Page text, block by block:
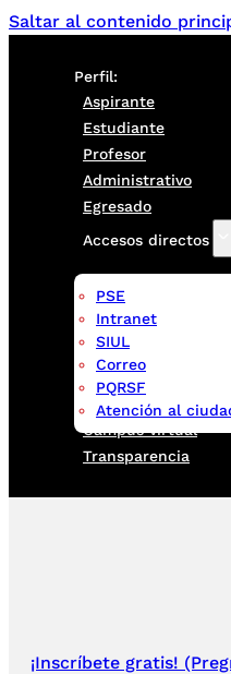
Saltar al contenido
Perfil:
Aspirante
Estudiante
Profesor
Administrativo
Egresado
Accesos directos
PSE
Intranet
SIUL
Correo
PQRSF
Atención al
Campus virtual
Transparencia
¡Inscríbete gratis!